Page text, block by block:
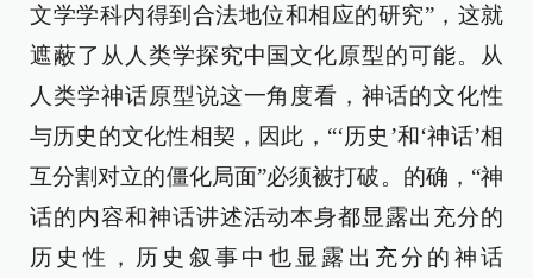
文学学科内得到合法地位和相应的研究”，这就
遮蔽了从人类学探究中国文化原型的可能。从
人类学神话原型说这一角度看，神话的文化性
与历史的文化性相契，因此，“‘历史’和‘神话’相
互分割对立的僵化局面”必须被打破。的确，“神
话的内容和神话讲述活动本身都显露出充分的
历史性，历史叙事中也显露出充分的神话